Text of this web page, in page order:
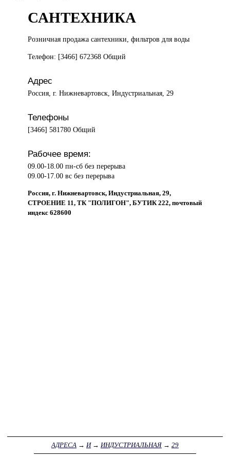
САНТЕХНИКА
Розничная продажасантехники, фильтров для воды
Телефон: [3466] 672368 Общий
Адрес
Россия, г. Нижневартовск, Индустриальная, 29
Телефоны
[3466] 581780 Общий
Рабочее время:
09.00-18.00 пн-сб без перерыва
09.00-17.00 вс без перерыва
Россия, г. Нижневартовск, Индустриальная, 29,
СТРОЕНИЕ 11, ТК "ПОЛИГОН", БУТИК 222, почтовый
индекс 628600
АДРЕСА → И→ ИНДУСТРИАЛЬНАЯ → 29